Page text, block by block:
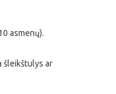
asmenų).
šleikštulys ar